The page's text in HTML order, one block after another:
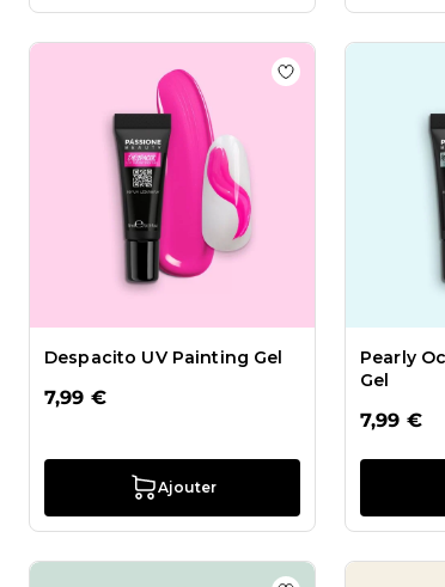
Despacito UV Painting Gel
7,99 €
Ajouter
Ajouter à la liste
Pearly
Gel
7,99 €